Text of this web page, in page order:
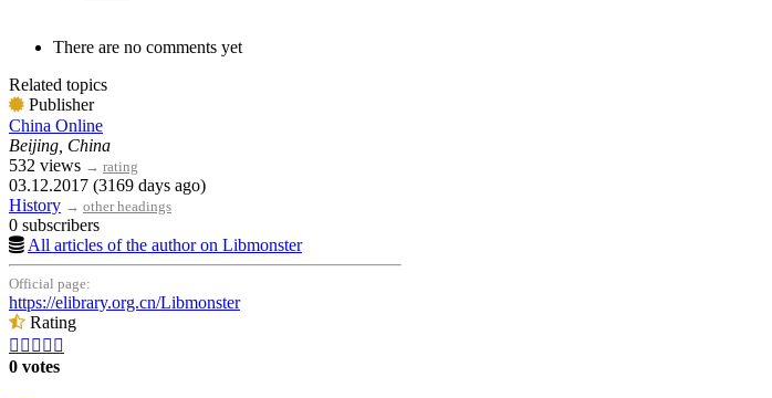
There are no comments yet
Related topics
Publisher
China Online
Beijing, China
532 views → rating
03.12.2017 (3169 days ago)
History → other headings
0 subscribers
All articles of the author on Libmonster
Official page:
https://elibrary.org.cn/Libmonster
Rating
    
0 votes